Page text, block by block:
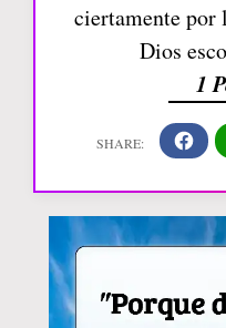
ciertamente por
Dios
1